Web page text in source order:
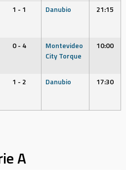
1 - 1 Danubio 21:15
0 - 4
Montevideo
City Torque
10:00
1 - 2 Danubio 17:30
A